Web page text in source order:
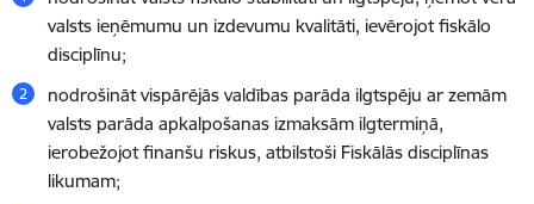
valsts ieņēmumu un izdevumu kvalitāti, ievērojot fiskālo
disciplīnu;
nodrošināt vispārējās valdības parāda ilgtspēju ar zemām
valsts parāda apkalpošanas izmaksām ilgtermiņā,
ierobežojot finanšu riskus, atbilstoši Fiskālās disciplīnas
likumam;